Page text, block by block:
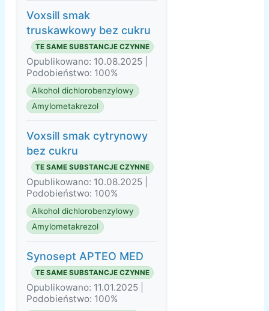
Voxsill smak
truskawkowy bez cukru
TE SAME SUBSTANCJE CZYNNE
Opublikowano: 10.08.2025 |
Podobieństwo: 100%
Alkohol dichlorobenzylowy
Amylometakrezol
Voxsill smak cytrynowy
bez cukru
TE SAME SUBSTANCJE CZYNNE
Opublikowano: 10.08.2025 |
Podobieństwo: 100%
Alkohol dichlorobenzylowy
Amylometakrezol
Synosept APTEO MED
TE SAME SUBSTANCJE CZYNNE
Opublikowano: 11.01.2025 |
Podobieństwo: 100%